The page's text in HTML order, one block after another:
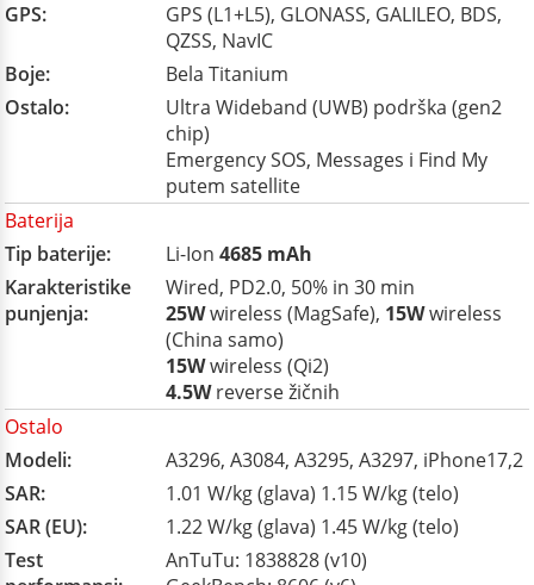
GPS:
GPS (L1+L5), GLONASS, GALILEO, BDS,
QZSS, NavIC
Boje:
Bela Titanium
Ostalo:
Ultra Wideband (UWB) podrška (gen2
chip)
Emergency SOS, Messages i Find My
putem satellite
Baterija
Tip baterije:
Li-Ion 4685 mAh
Karakteristike
punjenja:
Wired, PD2.0, 50% in 30 min
25Wwireless (MagSafe), 15Wwireless
(China samo)
15Wwireless (Qi2)
4.5Wreverse žičnih
Ostalo
Modeli:
A3296, A3084, A3295, A3297, iPhone17,2
SAR:
1.01 W/kg (glava) 1.15 W/kg (telo)
SAR (EU):
1.22 W/kg (glava) 1.45 W/kg (telo)
Test
AnTuTu: 1838828 (v10)